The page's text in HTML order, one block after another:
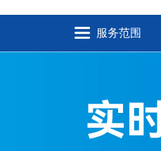
服务范围